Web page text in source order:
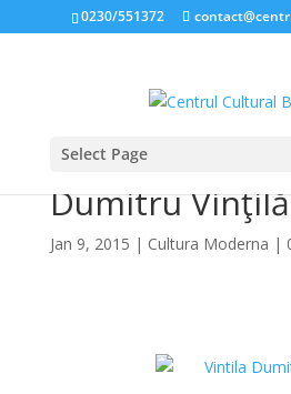
0230/551372
Select Page
VIDEO:
Dumitru Vinţilă
Jan 9, 2015 | Cultura Moderna |